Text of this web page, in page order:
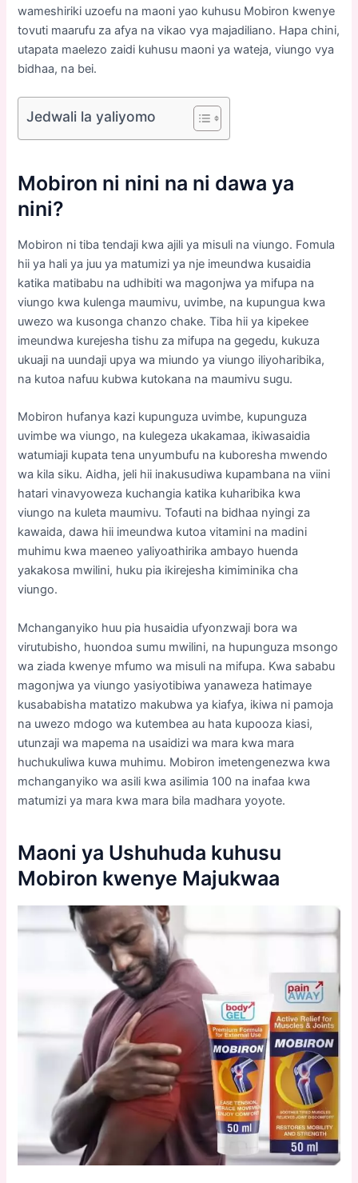
wameshiriki uzoefu na maoni yao kuhusu Mobiron kwenye
tovuti maarufu za afya na vikao vya majadiliano. Hapa chini,
utapata maelezo zaidi kuhusu maoni ya wateja, viungo vya
bidhaa, na bei.
Jedwali la yaliyomo
Mobiron ni nini na ni dawa ya
nini?
Mobiron ni tiba tendaji kwa ajili ya misuli na viungo. Fomula
hii ya hali ya juu ya matumizi ya nje imeundwa kusaidia
katika matibabu na udhibiti wa magonjwa ya mifupa na
viungo kwa kulenga maumivu, uvimbe, na kupungua kwa
uwezo wa kusonga chanzo chake. Tiba hii ya kipekee
imeundwa kurejesha tishu za mifupa na gegedu, kukuza
ukuaji na uundaji upya wa miundo ya viungo iliyoharibika,
na kutoa nafuu kubwa kutokana na maumivu sugu.
Mobiron hufanya kazi kupunguza uvimbe, kupunguza
uvimbe wa viungo, na kulegeza ukakamaa, ikiwasaidia
watumiaji kupata tena unyumbufu na kuboresha mwendo
wa kila siku. Aidha, jeli hii inakusudiwa kupambana na viini
hatari vinavyoweza kuchangia katika kuharibika kwa
viungo na kuleta maumivu. Tofauti na bidhaa nyingi za
kawaida, dawa hii imeundwa kutoa vitamini na madini
muhimu kwa maeneo yaliyoathirika ambayo huenda
yakakosa mwilini, huku pia ikirejesha kimiminika cha
viungo.
Mchanganyiko huu pia husaidia ufyonzwaji bora wa
virutubisho, huondoa sumu mwilini, na hupunguza msongo
wa ziada kwenye mfumo wa misuli na mifupa. Kwa sababu
magonjwa ya viungo yasiyotibiwa yanaweza hatimaye
kusababisha matatizo makubwa ya kiafya, ikiwa ni pamoja
na uwezo mdogo wa kutembea au hata kupooza kiasi,
utunzaji wa mapema na usaidizi wa mara kwa mara
huchukuliwa kuwa muhimu. Mobiron imetengenezwa kwa
mchanganyiko wa asili kwa asilimia 100 na inafaa kwa
matumizi ya mara kwa mara bila madhara yoyote.
Maoni ya Ushuhuda kuhusu
Mobiron kwenye Majukwaa